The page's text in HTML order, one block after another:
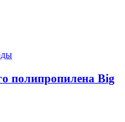
полипропилена Big